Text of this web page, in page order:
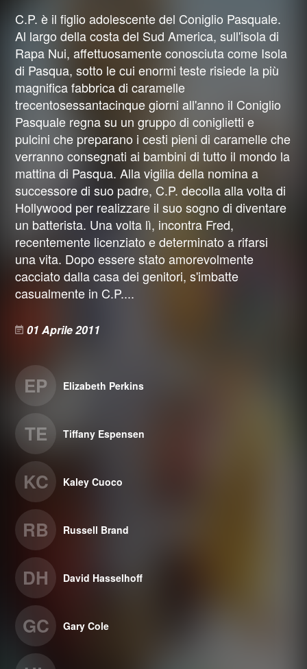
C.P. è il figlio adolescente del Coniglio Pasquale.
Al largo della costa del Sud America, sull'isola di
Rapa Nui, affettuosamente conosciuta come Isola
di Pasqua, sotto le cui enormi teste risiede la più
magnifica fabbrica di caramelle
trecentosessantacinque giorni all'anno il Coniglio
Pasquale regna su un gruppo di coniglietti e
pulcini che preparano i cesti pieni di caramelle che
verranno consegnati ai bambini di tutto il mondo la
mattina di Pasqua. Alla vigilia della nomina a
successore di suo padre, C.P. decolla alla volta di
Hollywood per realizzare il suo sogno di diventare
un batterista. Una volta lì, incontra Fred,
recentemente licenziato e determinato a rifarsi
una vita. Dopo essere stato amorevolmente
cacciato dalla casa dei genitori, s'imbatte
casualmente in C.P....
01 Aprile 2011
EP Elizabeth Perkins
TE Tiffany Espensen
KC Kaley Cuoco
RB Russell Brand
DH David Hasselhoff
GC Gary Cole